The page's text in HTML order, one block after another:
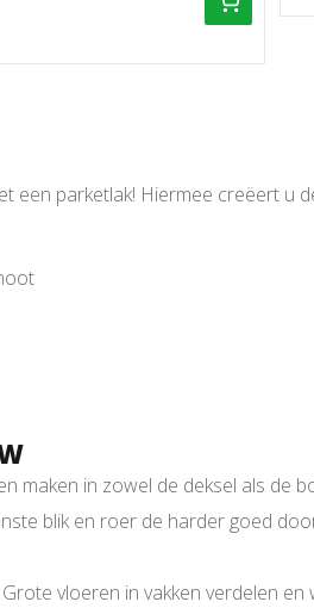
parketlak! Hiermee creëert u
in zowel de deksel als de
blik en roer de harder goed
Grote vloeren in vakken verdelen en